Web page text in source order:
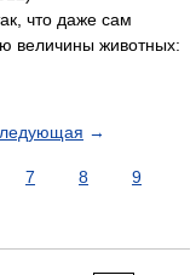
что даже сам
величины животных:
→
7 8
9